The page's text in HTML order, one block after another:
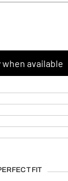
available
FIT